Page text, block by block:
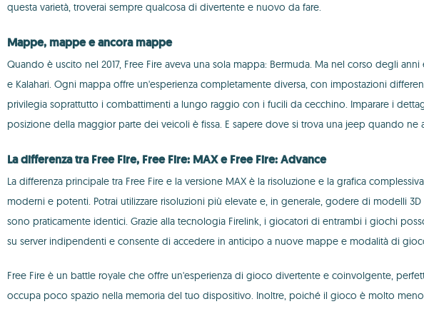
questa varietà, troverai sempre qualcosa di divertente e nuovo da fare.
Mappe, mappe e ancora mappe
Quando è uscito nel 2017, Free Fire aveva una sola mappa: Bermuda. Ma nel corso degli
e Kalahari. Ogni mappa offre un'esperienza completamente diversa, con impostazioni
privilegia soprattutto i combattimenti a lungo raggio con i fucili da cecchino. Imparare i
posizione della maggior parte dei veicoli è fissa. E sapere dove si trova una jeep quando ne
La differenza tra Free Fire, Free Fire: MAX e Free Fire: Advance
La differenza principale tra Free Fire e la versione MAX è la risoluzione e la grafica
moderni e potenti. Potrai utilizzare risoluzioni più elevate e, in generale, godere di modelli
sono praticamente identici. Grazie alla tecnologia Firelink, i giocatori di entrambi i giochi
su server indipendenti e consente di accedere in anticipo a nuove mappe e modalità di
Free Fire è un battle royale che offre un'esperienza di gioco divertente e coinvolgente,
occupa poco spazio nella memoria del tuo dispositivo. Inoltre, poiché il gioco è molto